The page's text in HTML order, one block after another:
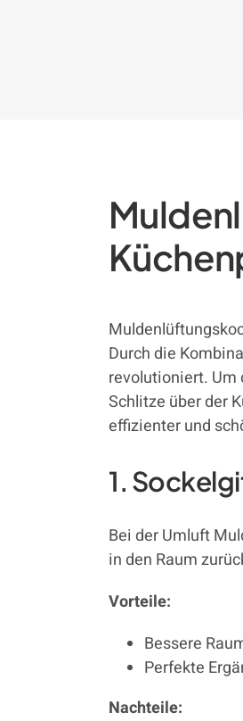
Durch die
revolutioniert. Um
Schlitze über der
effizienter und
1.
Bei der Umluft
in den Raum
Vorteile:
Bessere
Perfekte
Nachteile: